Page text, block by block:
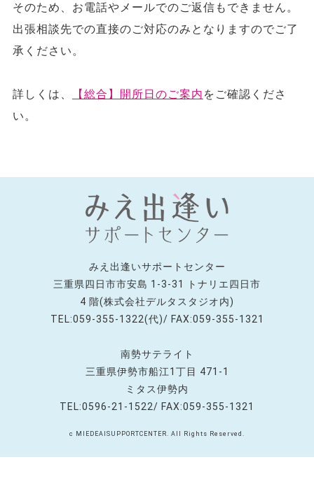
そのため、お電話やメールでのご返信もできません。
出張相談先での直接のご対応のみとなりますのでご了
承ください。
詳しくは、 【総合】開所日のご案内 をご確認くださ
い。
みえ出逢いサポートセンター
三重県四日市市安島 1-3-31 トナリエ四日市
4 階(株式会社デルタスタジオ内)
TEL:059-355-1322(代)/ FAX:059-355-1321
南勢サテライト
三重県伊勢市船江1丁目 471-1
ミタス伊勢内
TEL:0596-21-1522/ FAX:059-355-1321
c MIEDEAISUPPORTCENTER. All Rights Reserved.